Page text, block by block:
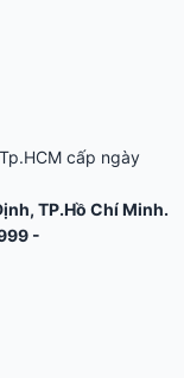
cấp ngày
TP.Hồ Chí Minh.
-